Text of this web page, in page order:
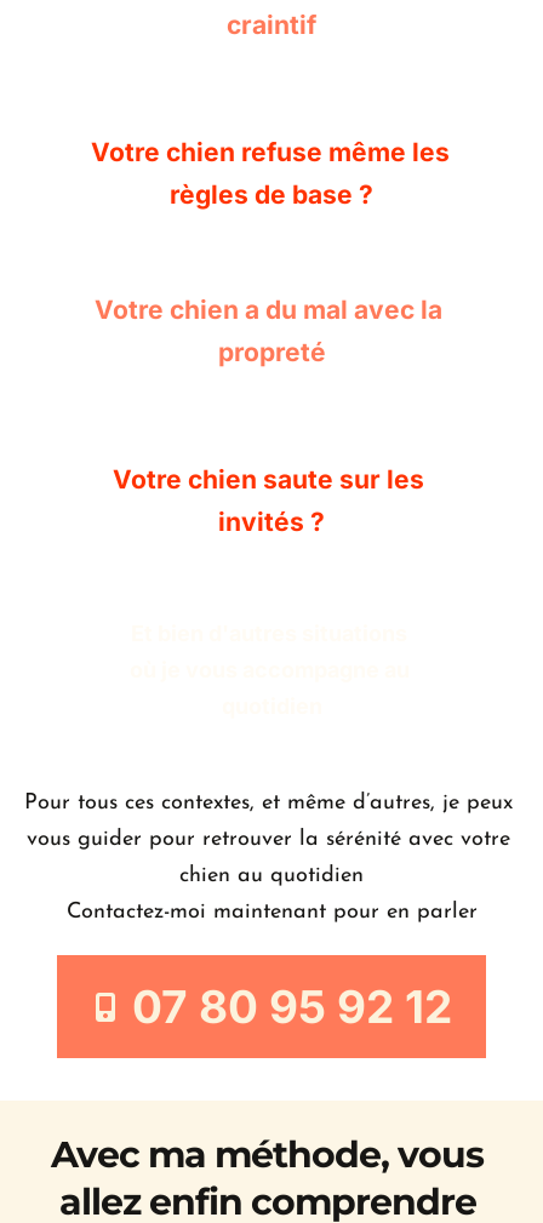
craintif
Votre chien refuse même les
règles de base ?
Votre chien a du mal avec la
propreté
Votre chien saute sur les
invités ?
Pour tous ces contextes, et même d’autres, je peux
vous guider pour retrouver la sérénité avec votre
chien au quotidien
Contactez-moi maintenant pour en parler
07 80 95 92 12
Avec ma méthode, vous
allez enfin comprendre